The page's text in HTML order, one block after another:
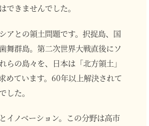
できませんでした。
アとの領土問題です。択捉島、国
舞群島。第二次世界大戦直後にソ
らの島々を、日本は「北方領土」
めています。60年以上解決されて
した。
イノベーション。この分野は高市